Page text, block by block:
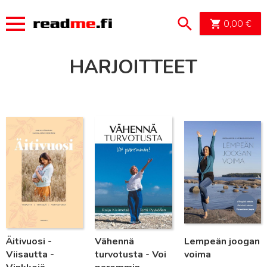
0,00 €
HARJOITTEET
Äitivuosi -
Viisautta -
Vähennä
turvotusta - Voi
Lue lisää
Lempeän joogan
voima
Lue lisää